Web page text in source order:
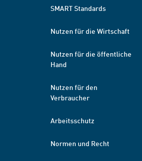
SMART Standards
Nutzen für die Wirtschaft
Nutzen für die öffentliche
Hand
Nutzen für den
Verbraucher
Arbeitsschutz
Normen und Recht